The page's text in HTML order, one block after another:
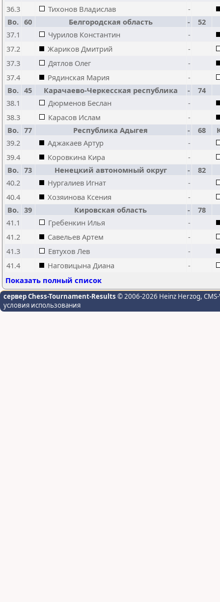
36.3
Тихонов Владислав
-
Bo. 60 Белгородская область -
52
37.1
Чурилов Константин
-
37.2
Жариков Дмитрий
-
37.3
Дятлов Олег
-
37.4
Рядинская Мария
-
Bo. 45 Карачаево-Черкесская республика -
74
38.1
Дюрменов Беслан
-
38.3
Карасов Ислам
-
Bo. 77 Республика Адыгея - 68
39.2
Аджакаев Артур
-
39.4
Коровкина Кира
-
Bo. 73 Ненецкий автономный округ -
82
40.2
Нургалиев Игнат
-
40.4
Хозяинова Ксения
-
Bo. 39 Кировская область -
78
41.1
Гребенкин Илья
-
41.2
Савельев Артем
-
41.3
Евтухов Лев
-
41.4
Наговицына Диана
-
Показать полный список
сервер Chess-Tournament-Results © 2006-2026 Heinz Herzog,
условия использования